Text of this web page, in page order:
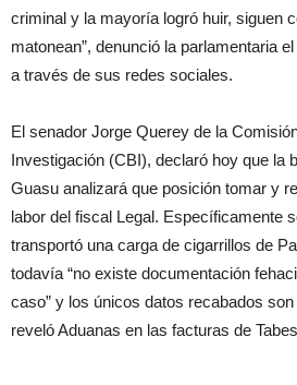
criminal y la mayoría logró huir, siguen
matonean”, denunció la parlamentaria
a través de sus redes sociales.
El senador Jorge Querey de la
Investigación (CBI), declaró hoy que la
Guasu analizará que posición tomar y
labor del fiscal Legal. Específicamente
transportó una carga de cigarrillos de
todavía “no existe documentación
caso” y los únicos datos recabados
reveló Aduanas en las facturas de